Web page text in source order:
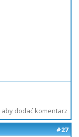
aby dodać komentarz
#27